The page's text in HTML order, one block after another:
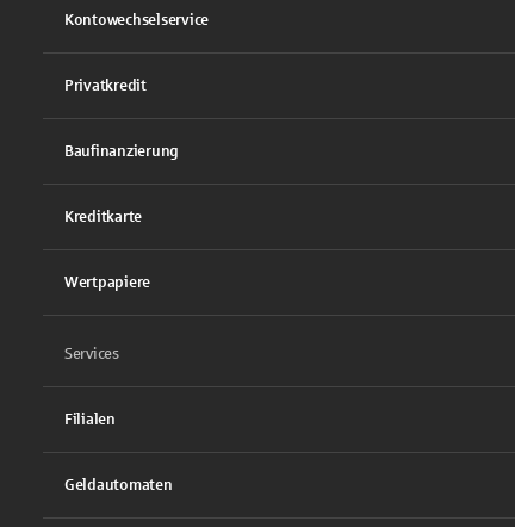
Kontowechselservice
Privatkredit
Baufinanzierung
Kreditkarte
Wertpapiere
Services
Filialen
Geldautomaten